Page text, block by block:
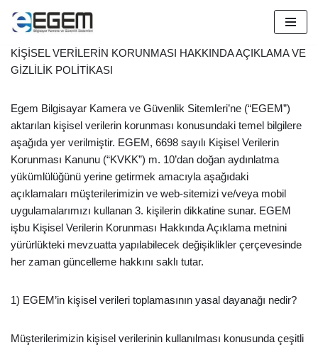
geç
KİŞİSEL VERİLERİN KORUNMASI HAKKINDA AÇIKLAMA VE
GİZLİLİK POLİTİKASI
Egem Bilgisayar Kamera ve Güvenlik Sitemleri’ne (“EGEM”)
aktarılan kişisel verilerin korunması konusundaki temel bilgilere
aşağıda yer verilmiştir. EGEM, 6698 sayılı Kişisel Verilerin
Korunması Kanunu (“KVKK”) m. 10’dan doğan aydınlatma
yükümlülüğünü yerine getirmek amacıyla aşağıdaki
açıklamaları müşterilerimizin ve web-sitemizi ve/veya mobil
uygulamalarımızı kullanan 3. kişilerin dikkatine sunar. EGEM
işbu Kişisel Verilerin Korunması Hakkında Açıklama metnini
yürürlükteki mevzuatta yapılabilecek değişiklikler çerçevesinde
her zaman güncelleme hakkını saklı tutar.
1) EGEM’in kişisel verileri toplamasının yasal dayanağı nedir?
Müşterilerimizin kişisel verilerinin kullanılması konusunda çeşitli